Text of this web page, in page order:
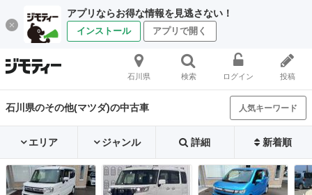
アプリならお得な情報を見逃さない！
インストール アプリで開く
石川県 検索 ログイン 投稿
石川県のその他(マツダ)の中古車 人気キーワード
エリア ジャンル 詳細 新着順